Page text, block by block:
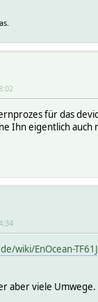
für das
Ihn eigentlich auch
wiki/EnOcean-
aber viele Umwege.